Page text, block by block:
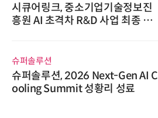
시큐어링크, 중소기업기술정보진
흥원 AI 초격차 R&D 사업 최종 선
슈퍼솔루션
슈퍼솔루션, 2026 Next-Gen AI C
ooling Summit 성황리 성료